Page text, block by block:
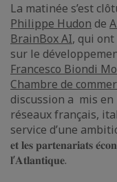
La matinée s’est
Philippe Hudon de
BrainBox AI, qui ont
sur le
Francesco Biondi
Chambre de
discussion a mis
réseaux français,
service d’une
𝐞𝐭 𝐥𝐞𝐬 𝐩𝐚𝐫𝐭𝐞𝐧𝐚𝐫𝐢𝐚𝐭𝐬
𝐥’𝐀𝐭𝐥𝐚𝐧𝐭𝐢𝐪𝐮𝐞.